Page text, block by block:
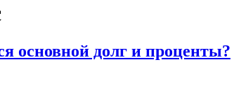
основной долг и проценты?